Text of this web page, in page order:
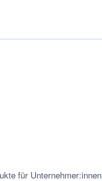
für Unternehmer:innen